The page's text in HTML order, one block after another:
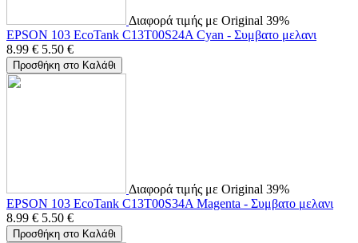
Διαφορά τιμής με Original 39%
EPSON 103 EcoTank C13T00S24A Cyan - Συμβατο μελανι
8.99 € 5.50 €
Προσθήκη στο Καλάθι
Διαφορά τιμής με Original 39%
EPSON 103 EcoTank C13T00S34A Magenta - Συμβατο μελανι
8.99 € 5.50 €
Προσθήκη στο Καλάθι